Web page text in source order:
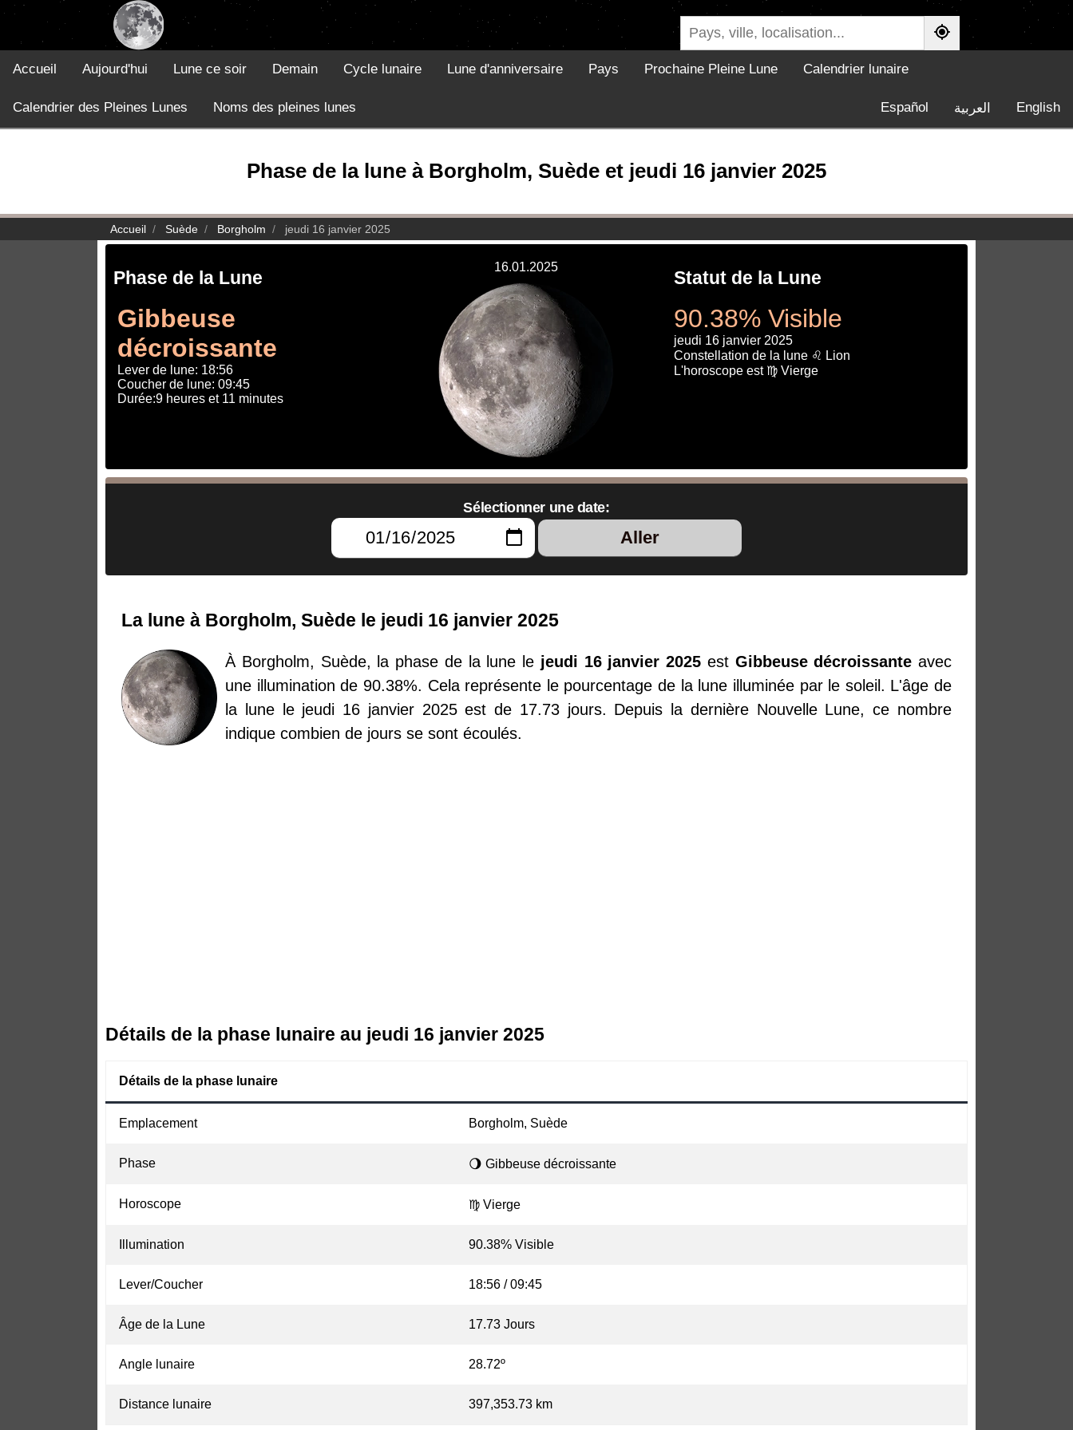
Accueil Aujourd'hui Lune ce soir Demain Cycle lunaire Lune d'anniversaire Pays Prochaine Pleine Lune Calendrier lunaire
Calendrier des Pleines Lunes Noms des pleines lunes English العربية Español
Phase de la lune à Borgholm, Suède et jeudi 16 janvier 2025
Accueil Suède Borgholm jeudi 16 janvier 2025
Phase de la Lune
Gibbeuse
décroissante
Lever de lune: 18:56
Coucher de lune: 09:45
Durée:9 heures et 11 minutes
16.01.2025
Statut de la Lune
90.38% Visible
jeudi 16 janvier 2025
Constellation de la lune ♌ Lion
L'horoscope est ♍ Vierge
Sélectionner une date:
Aller
La lune à Borgholm, Suède le jeudi 16 janvier 2025
À Borgholm, Suède, la phase de la lune le jeudi 16 janvier 2025 est Gibbeuse décroissante avec
une illumination de 90.38%. Cela représente le pourcentage de la lune illuminée par le soleil. L'âge de
la lune le jeudi 16 janvier 2025 est de 17.73 jours. Depuis la dernière Nouvelle Lune, ce nombre
indique combien de jours se sont écoulés.
Détails de la phase lunaire au jeudi 16 janvier 2025
Détails de la phase lunaire
Emplacement Borgholm, Suède
Phase 🌖 Gibbeuse décroissante
Horoscope ♍ Vierge
Illumination 90.38% Visible
Lever/Coucher 18:56 / 09:45
Âge de la Lune 17.73 Jours
Angle lunaire 28.72º
Distance lunaire 397,353.73 km